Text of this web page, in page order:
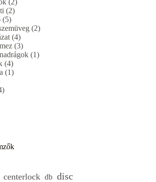
2
termék
22
55
termék 22
44
termék
33
termék
11
44
termék
11
14
centerlock db disc